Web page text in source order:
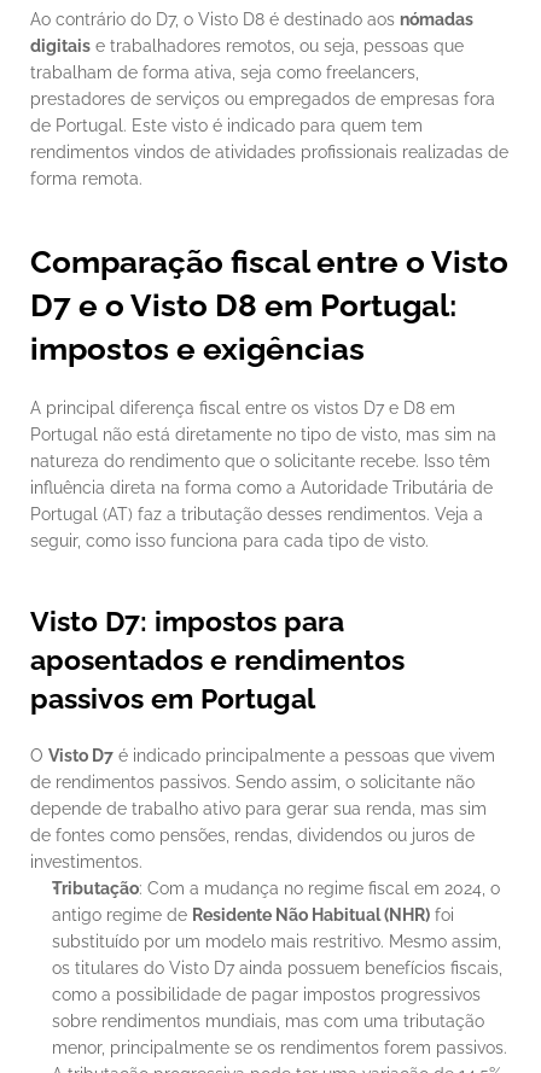
Ao contrário do D7, o Visto D8 é destinado aos nómadas
digitais e trabalhadores remotos, ou seja, pessoas que
trabalham de forma ativa, seja como freelancers,
prestadores de serviços ou empregados de empresas fora
de Portugal. Este visto é indicado para quem tem
rendimentos vindos de atividades profissionais realizadas de
forma remota.
Comparação fiscal entre o Visto
D7 e o Visto D8 em Portugal:
impostos e exigências
A principal diferença fiscal entre os vistos D7 e D8 em
Portugal não está diretamente no tipo de visto, mas sim na
natureza do rendimento que o solicitante recebe. Isso têm
influência direta na forma como a Autoridade Tributária de
Portugal (AT) faz a tributação desses rendimentos. Veja a
seguir, como isso funciona para cada tipo de visto.
Visto D7: impostos para
aposentados e rendimentos
passivos em Portugal
O Visto D7 é indicado principalmente a pessoas que vivem
de rendimentos passivos. Sendo assim, o solicitante não
depende de trabalho ativo para gerar sua renda, mas sim
de fontes como pensões, rendas, dividendos ou juros de
investimentos.
Tributação: Com a mudança no regime fiscal em 2024, o
antigo regime de Residente Não Habitual (NHR) foi
substituído por um modelo mais restritivo. Mesmo assim,
os titulares do Visto D7 ainda possuem benefícios fiscais,
como a possibilidade de pagar impostos progressivos
sobre rendimentos mundiais, mas com uma tributação
menor, principalmente se os rendimentos forem passivos.